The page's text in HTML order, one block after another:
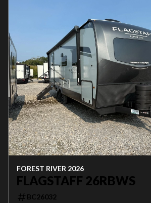
FOREST RIVER 2026
FLAGSTAFF 26RBWS
BC26032